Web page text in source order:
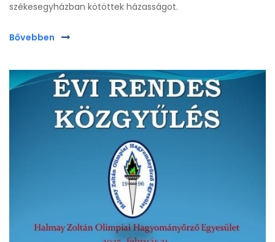
székesegyházban kötöttek házasságot.
Bővebben